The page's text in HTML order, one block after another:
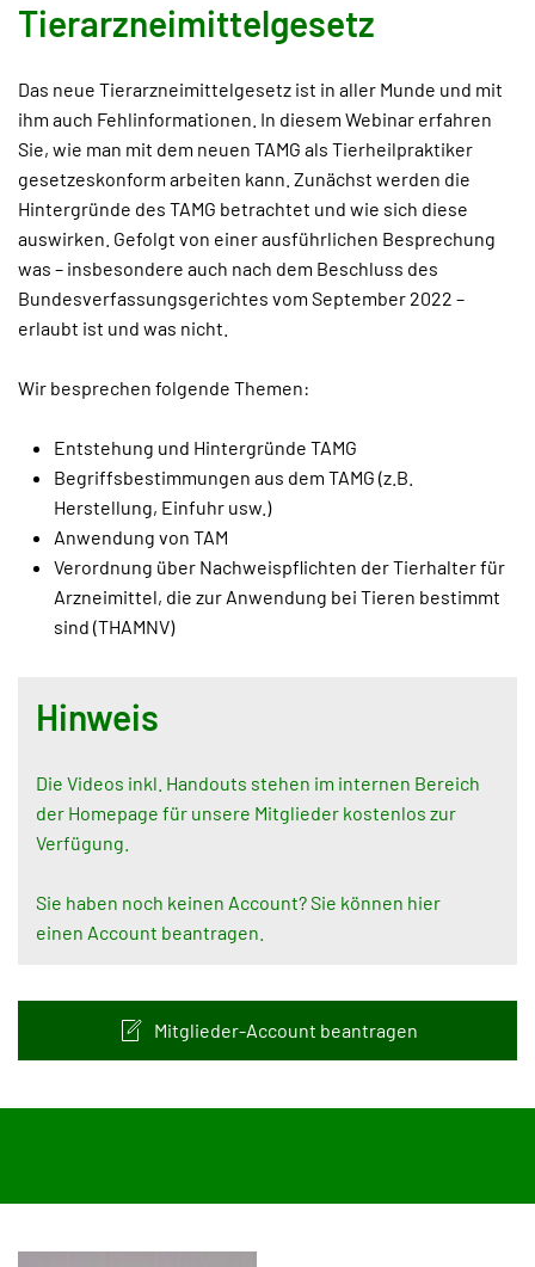
Tierarzneimittelgesetz
Das neue Tierarzneimittelgesetz ist in aller Munde und mit
ihm auch Fehlinformationen. In diesem Webinar erfahren
Sie, wie man mit dem neuen TAMG als Tierheilpraktiker
gesetzeskonform arbeiten kann. Zunächst werden die
Hintergründe des TAMG betrachtet und wie sich diese
auswirken. Gefolgt von einer ausführlichen Besprechung
was – insbesondere auch nach dem Beschluss des
Bundesverfassungsgerichtes vom September 2022 –
erlaubt ist und was nicht.
Wir besprechen folgende Themen:
Entstehung und Hintergründe TAMG
Begriffsbestimmungen aus dem TAMG (z.B.
Herstellung, Einfuhr usw.)
Anwendung von TAM
Verordnung über Nachweispflichten der Tierhalter für
Arzneimittel, die zur Anwendung bei Tieren bestimmt
sind (THAMNV)
Hinweis
Die Videos inkl. Handouts stehen im internen Bereich
der Homepage für unsere Mitglieder kostenlos zur
Verfügung.
Sie haben noch keinen Account? Sie können hier
einen Account beantragen.
Mitglieder-Account beantragen